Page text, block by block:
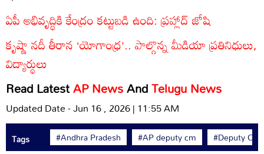
ఏపీ అభివృద్ధికి కేంద్రం కట్టుబడి ఉంది: ప్రహ్లాద్ జోషి
కృష్ణా నదీ తీరాన ‘యోగాంధ్ర’.. పాల్గొన్న మీడియా ప్రతినిధులు,
విద్యార్థులు
Read LatestAP NewsAndTelugu News
Updated Date - Jun 16 , 2026 | 11:55 AM
Tags #Andhra Pradesh #AP deputy cm #Deputy CM